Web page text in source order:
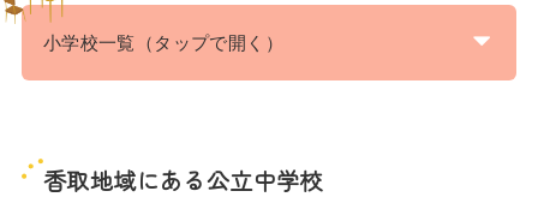
小学校一覧（タップで開く）
香取地域にある公立中学校